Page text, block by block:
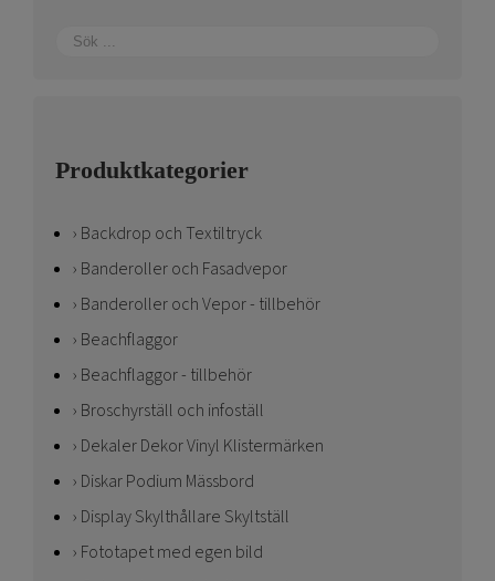
Produktkategorier
Backdrop och Textiltryck
Banderoller och Fasadvepor
Banderoller och Vepor - tillbehör
Beachflaggor
Beachflaggor - tillbehör
Broschyrställ och infoställ
Dekaler Dekor Vinyl Klistermärken
Diskar Podium Mässbord
Display Skylthållare Skyltställ
Fototapet med egen bild